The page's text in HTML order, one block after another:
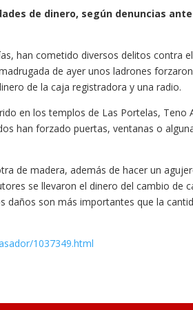
de dinero, según denuncias
han cometido diversos delitos contra el
de ayer unos ladrones
de la caja registradora y una radio.
en los templos de Las Portelas, Teno
han forzado puertas, ventanas o
de madera, además de hacer un
se llevaron el dinero del cambio de
daños son más importantes que la
1037349.html